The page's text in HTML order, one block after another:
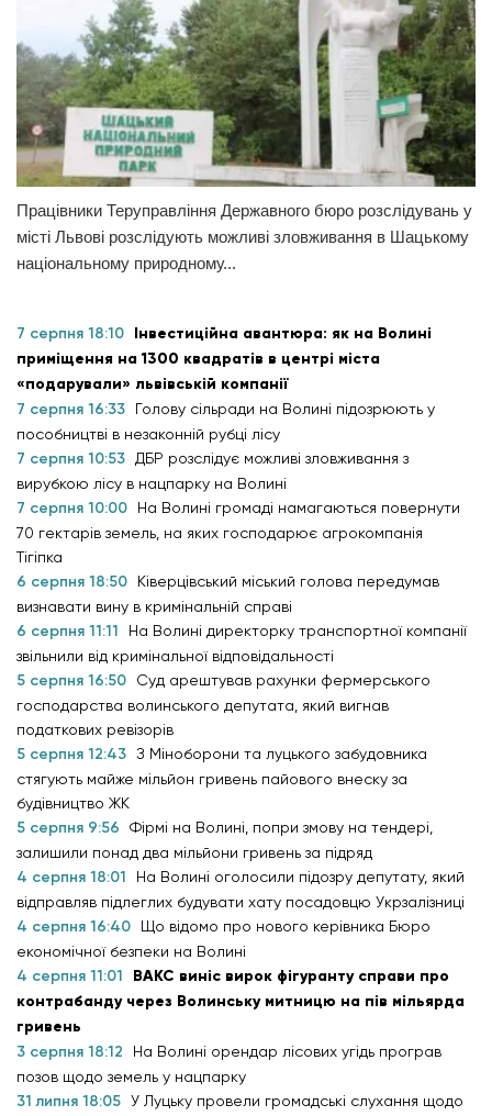
Працівники Теруправління Державного бюро розслідувань у
місті Львові розслідують можливі зловживання в Шацькому
національному природному...
7 серпня 18:10 Інвестиційна авантюра: як на Волині
приміщення на 1300 квадратів в центрі міста
«подарували» львівській компанії
7 серпня 16:33
Голову сільради на Волині підозрюють у
пособництві в незаконній рубці лісу
7 серпня 10:53
ДБР розслідує можливі зловживання з
вирубкою лісу в нацпарку на Волині
7 серпня 10:00
На Волині громаді намагаються повернути
70 гектарів земель, на яких господарює агрокомпанія
Тігіпка
6 серпня 18:50
Ківерцівський міський голова передумав
визнавати вину в кримінальній справі
6 серпня 11:11
На Волині директорку транспортної компанії
звільнили від кримінальної відповідальності
5 серпня 16:50
Суд арештував рахунки фермерського
господарства волинського депутата, який вигнав
податкових ревізорів
5 серпня 12:43 З Міноборони та луцького забудовника
стягують майже мільйон гривень пайового внеску за
будівництво ЖК
5 серпня 9:56
Фірмі на Волині, попри змову на тендері,
залишили понад два мільйони гривень за підряд
4 серпня 18:01
На Волині оголосили підозру депутату, який
відправляв підлеглих будувати хату посадовцю Укрзалізниці
4 серпня 16:40
Що відомо про нового керівника Бюро
економічної безпеки на Волині
4 серпня 11:01
ВАКС виніс вирок фігуранту справи про
контрабанду через Волинську митницю на пів мільярда
гривень
3 серпня 18:12
На Волині орендар лісових угідь програв
позов щодо земель у нацпарку
31 липня 18:05 У Луцьку провели громадські слухання щодо